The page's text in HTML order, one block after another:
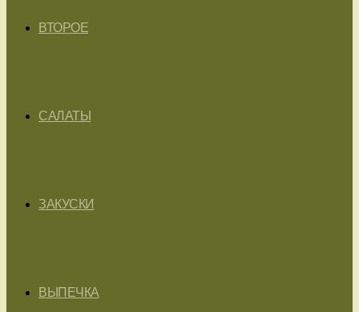
ВТОРОЕ
САЛАТЫ
ЗАКУСКИ
ВЫПЕЧКА